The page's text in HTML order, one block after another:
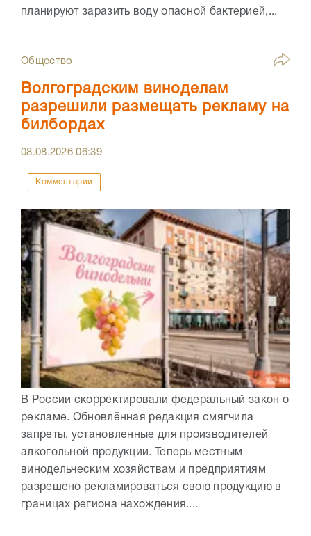
планируют заразить воду опасной бактерией,...
Общество
Волгоградским виноделам
разрешили размещать рекламу на
билбордах
08.08.202606:39
Комментарии
В России скорректировали федеральный закон о
рекламе. Обновлённая редакция смягчила
запреты, установленные для производителей
алкогольной продукции. Теперь местным
винодельческим хозяйствам и предприятиям
разрешено рекламироваться свою продукцию в
границах региона нахождения....